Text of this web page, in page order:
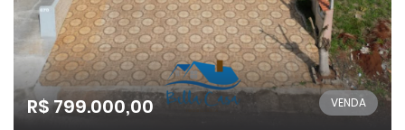
R$ 799.000,00 VENDA